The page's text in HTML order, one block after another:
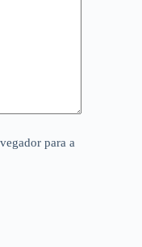
para a